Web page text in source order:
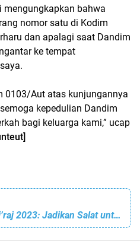
mengungkapkan bahwa
nomor satu di Kodim
dan apalagi saat Dandim
ke tempat
0103/Aut atas kunjungannya
kepedulian Dandim
bagi keluarga kami,” ucap
[Opini] Peringatan Isra’ Mi’raj 2023: Jadikan Salat untuk Kebutuhan Dunia dan Akhirat